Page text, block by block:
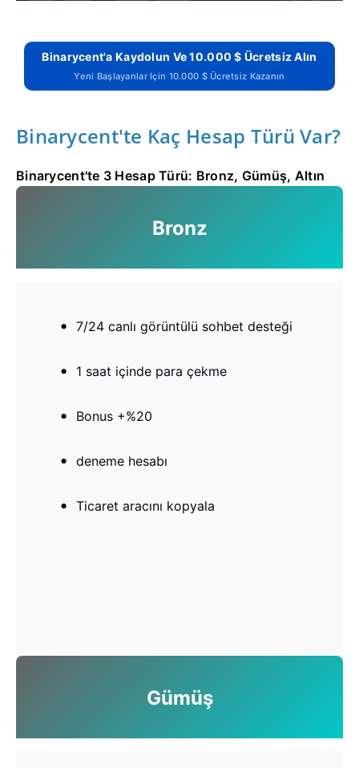
Binarycent'a Kaydolun Ve 10.000 $ Ücretsiz Alın
Yeni Başlayanlar Için 10.000 $ Ücretsiz Kazanın
Binarycent'te Kaç Hesap Türü Var?
Binarycent'te 3 Hesap Türü: Bronz, Gümüş, Altın
Bronz
7/24 canlı görüntülü sohbet desteği
1 saat içinde para çekme
Bonus +%20
deneme hesabı
Ticaret aracını kopyala
Gümüş